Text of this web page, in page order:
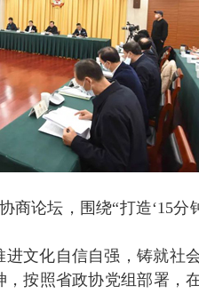
商论坛，围绕“打造‘15分
文化自信自强，铸就社
按照省政协党组部署，